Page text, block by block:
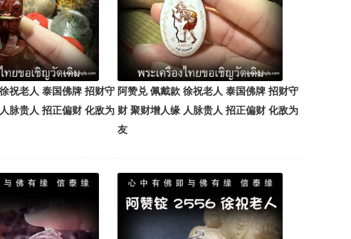
祝老人 泰国佛牌 招财守
脉贵人 招正偏财 化敌为
阿赞兑 佩戴款 徐祝老人 泰国佛牌 招财守
财 聚财增人缘 人脉贵人 招正偏财 化敌为
友